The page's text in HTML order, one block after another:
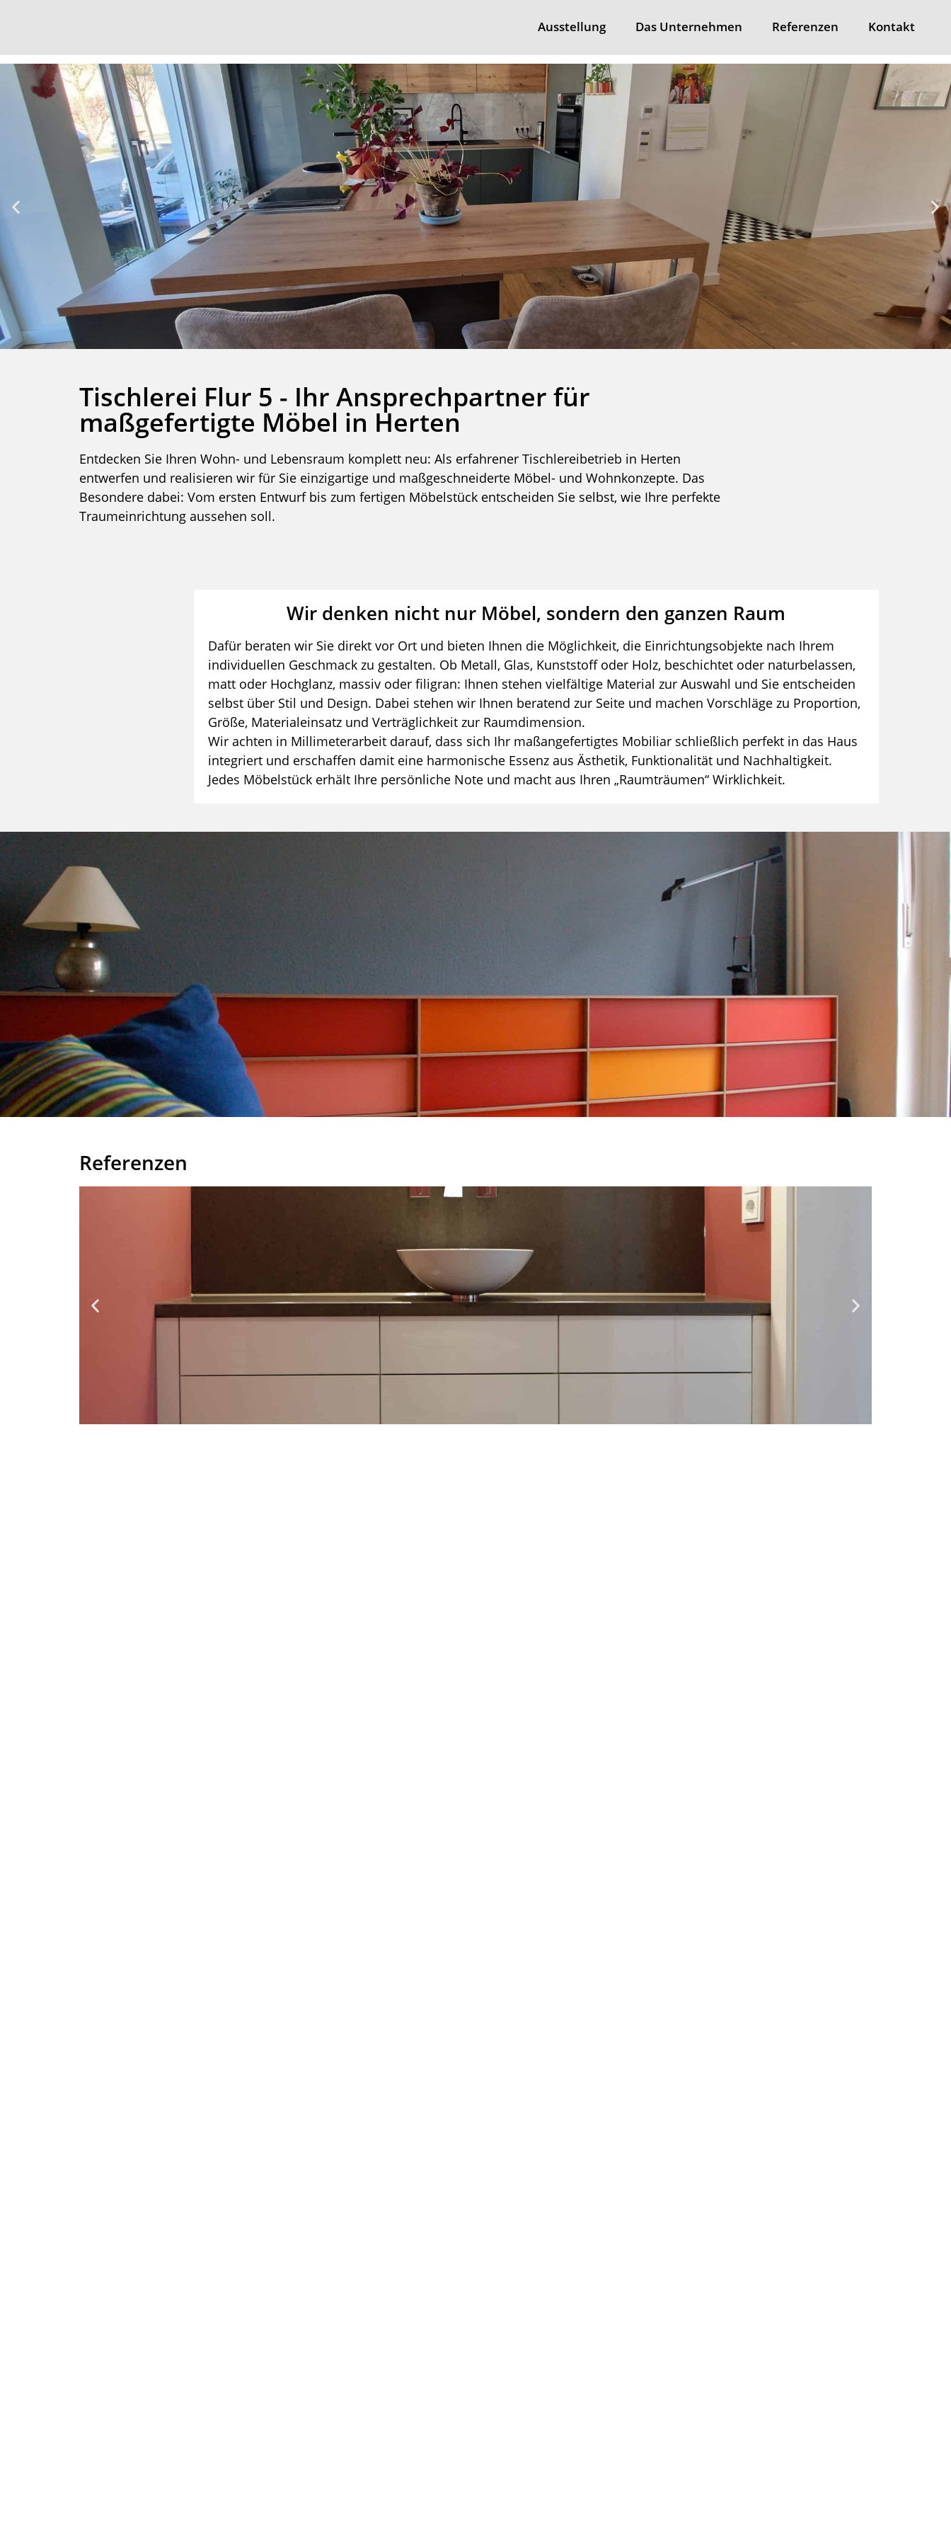
Ausstellung Das Unternehmen Referenzen Kontakt
Tischlerei Flur 5 - Ihr Ansprechpartner für
maßgefertigte Möbel in Herten
Entdecken Sie Ihren Wohn- und Lebensraum komplett neu: Als erfahrener Tischlereibetrieb in Herten
entwerfen und realisieren wir für Sie einzigartige und maßgeschneiderte Möbel- und Wohnkonzepte. Das
Besondere dabei: Vom ersten Entwurf bis zum fertigen Möbelstück entscheiden Sie selbst, wie Ihre perfekte
Traumeinrichtung aussehen soll.
Wir denken nicht nur Möbel, sondern den ganzen Raum
Dafür beraten wir Sie direkt vor Ort und bieten Ihnen die Möglichkeit, die Einrichtungsobjekte nach Ihrem
individuellen Geschmack zu gestalten. Ob Metall, Glas, Kunststoff oder Holz, beschichtet oder naturbelassen,
matt oder Hochglanz, massiv oder filigran: Ihnen stehen vielfältige Material zur Auswahl und Sie entscheiden
selbst über Stil und Design. Dabei stehen wir Ihnen beratend zur Seite und machen Vorschläge zu Proportion,
Größe, Materialeinsatz und Verträglichkeit zur Raumdimension.
Wir achten in Millimeterarbeit darauf, dass sich Ihr maßangefertigtes Mobiliar schließlich perfekt in das Haus
integriert und erschaffen damit eine harmonische Essenz aus Ästhetik, Funktionalität und Nachhaltigkeit.
Jedes Möbelstück erhält Ihre persönliche Note und macht aus Ihren „Raumträumen“ Wirklichkeit.
Referenzen